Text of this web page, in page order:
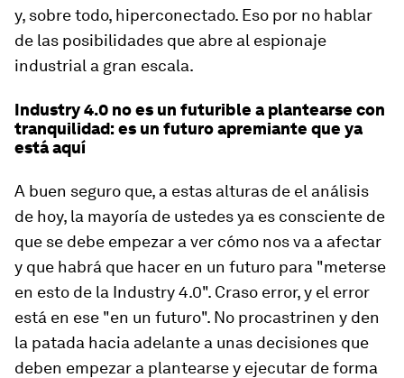
y, sobre todo, hiperconectado. Eso por no hablar
de las posibilidades que abre al espionaje
industrial a gran escala.
Industry 4.0 no es un futurible a plantearse con
tranquilidad: es un futuro apremiante que ya
está aquí
A buen seguro que, a estas alturas de el análisis
de hoy, la mayoría de ustedes ya es consciente de
que se debe empezar a ver cómo nos va a afectar
y que habrá que hacer en un futuro para "meterse
en esto de la Industry 4.0". Craso error, y el error
está en ese "en un futuro". No procastrinen y den
la patada hacia adelante a unas decisiones que
deben empezar a plantearse y ejecutar de forma